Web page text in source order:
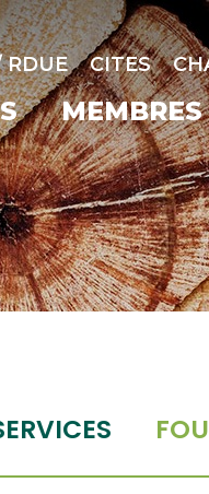
RDUE CITES
MEMBRES